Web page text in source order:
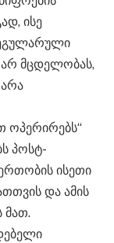
ისე
მცდელობას,
ოპერირებს“
პოსტ-
ისეთი
და ამის
მათ.